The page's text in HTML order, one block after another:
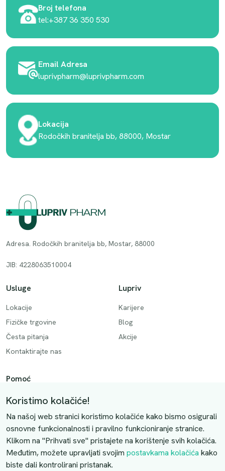
Broj telefona
tel:+387 36 350 530
Email Adresa
luprivpharm@luprivpharm.com
Lokacija
Rodočkih branitelja bb, 88000, Mostar
Adresa. Rodočkih branitelja bb, Mostar, 88000
JIB: 4228063510004
Usluge
Lokacije
Fizičke trgovine
Česta pitanja
Kontaktirajte nas
Lupriv
Karijere
Blog
Akcije
Pomoć
Način plaćanja
Dostava
Povrati i otkazivanje
Uslovi kupovine
Koristimo kolačiće!
Na našoj web stranici koristimo kolačiće kako bismo osigurali
osnovne funkcionalnosti i pravilno funkcioniranje stranice.
Klikom na "Prihvati sve" pristajete na korištenje svih kolačića.
Međutim, možete upravljati svojim postavkama kolačića kako
biste dali kontrolirani pristanak.